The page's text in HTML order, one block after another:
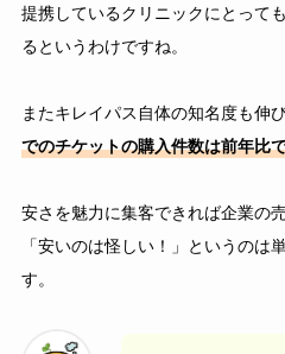
提携しているクリニックにとって
るというわけですね。
またキレイパス自体の知名度も伸
でのチケットの購⼊件数は前年⽐
安さを魅力に集客できれば企業の
「安いのは怪しい！」というのは
す。